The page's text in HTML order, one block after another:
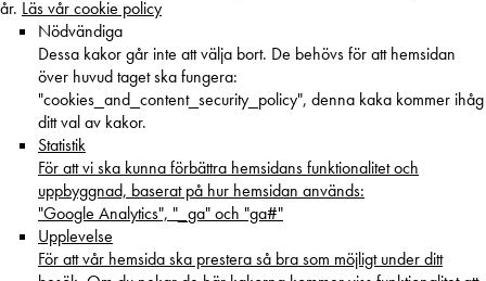
år. Läs vår cookie policy
Nödvändiga
Dessa kakor går inte att välja bort. De behövs för att hemsidan
över huvud taget ska fungera:
"cookies_and_content_security_policy", denna kaka kommer ihåg
ditt val av kakor.
Statistik
För att vi ska kunna förbättra hemsidans funktionalitet och
uppbyggnad, baserat på hur hemsidan används:
"Google Analytics", "_ga" och "ga#"
Upplevelse
För att vår hemsida ska prestera så bra som möjligt under ditt